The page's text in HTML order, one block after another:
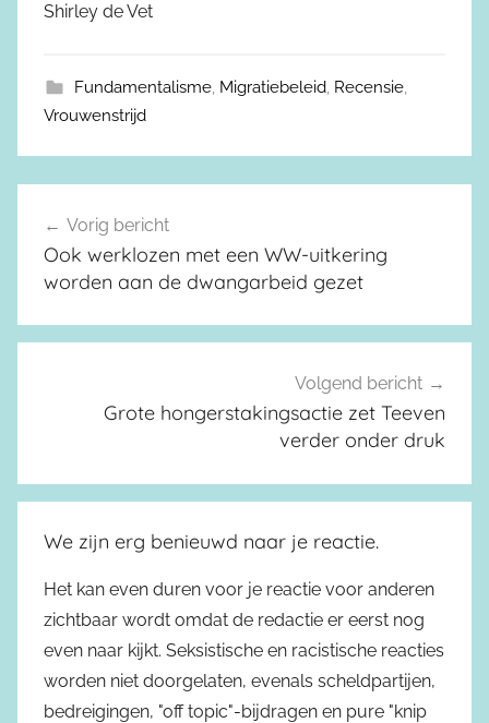
Shirley de Vet
Fundamentalisme, Migratiebeleid, Recensie,
Vrouwenstrijd
Berichtnavigatie
Vorig bericht
Ook werklozen met een WW-uitkering
worden aan de dwangarbeid gezet
Volgend bericht
Grote hongerstakingsactie zet Teeven
verder onder druk
We zijn erg benieuwd naar je reactie.
Het kan even duren voor je reactie voor anderen
zichtbaar wordt omdat de redactie er eerst nog
even naar kijkt. Seksistische en racistische reacties
worden niet doorgelaten, evenals scheldpartijen,
bedreigingen, "off topic"-bijdragen en pure "knip